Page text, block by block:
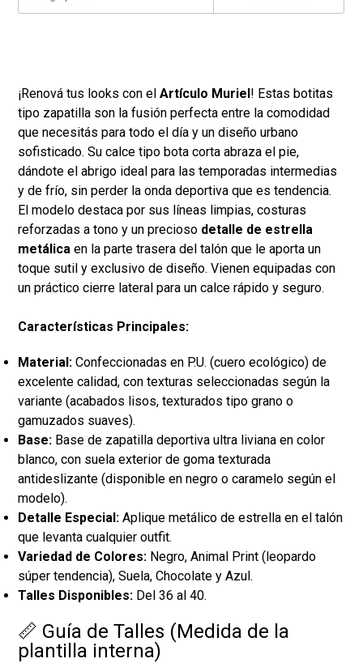
¡Renová tus looks con elArtículo Muriel! Estas botitas
tipo zapatilla son la fusión perfecta entre la comodidad
que necesitás para todo el día y un diseño urbano
sofisticado. Su calce tipo bota corta abraza el pie,
dándote el abrigo ideal para las temporadas intermedias
y de frío, sin perder la onda deportiva que es tendencia.
El modelo destaca por sus líneas limpias, costuras
reforzadas a tono y un precioso detalle de estrella
metálica en la parte trasera del talón que le aporta un
toque sutil y exclusivo de diseño. Vienen equipadas con
un práctico cierre lateral para un calce rápido y seguro.
Características Principales:
Material: Confeccionadas en P.U. (cuero ecológico) de
excelente calidad, con texturas seleccionadas según la
variante (acabados lisos, texturados tipo grano o
gamuzados suaves).
Base: Base de zapatilla deportiva ultra liviana en color
blanco, con suela exterior de goma texturada
antideslizante (disponible en negro o caramelo según el
modelo).
Detalle Especial: Aplique metálico de estrella en el talón
que levanta cualquier outfit.
Variedad de Colores: Negro, Animal Print (leopardo
súper tendencia), Suela, Chocolate y Azul.
Talles Disponibles: Del 36 al 40.
📏 Guía de Talles (Medida de la
plantilla interna)